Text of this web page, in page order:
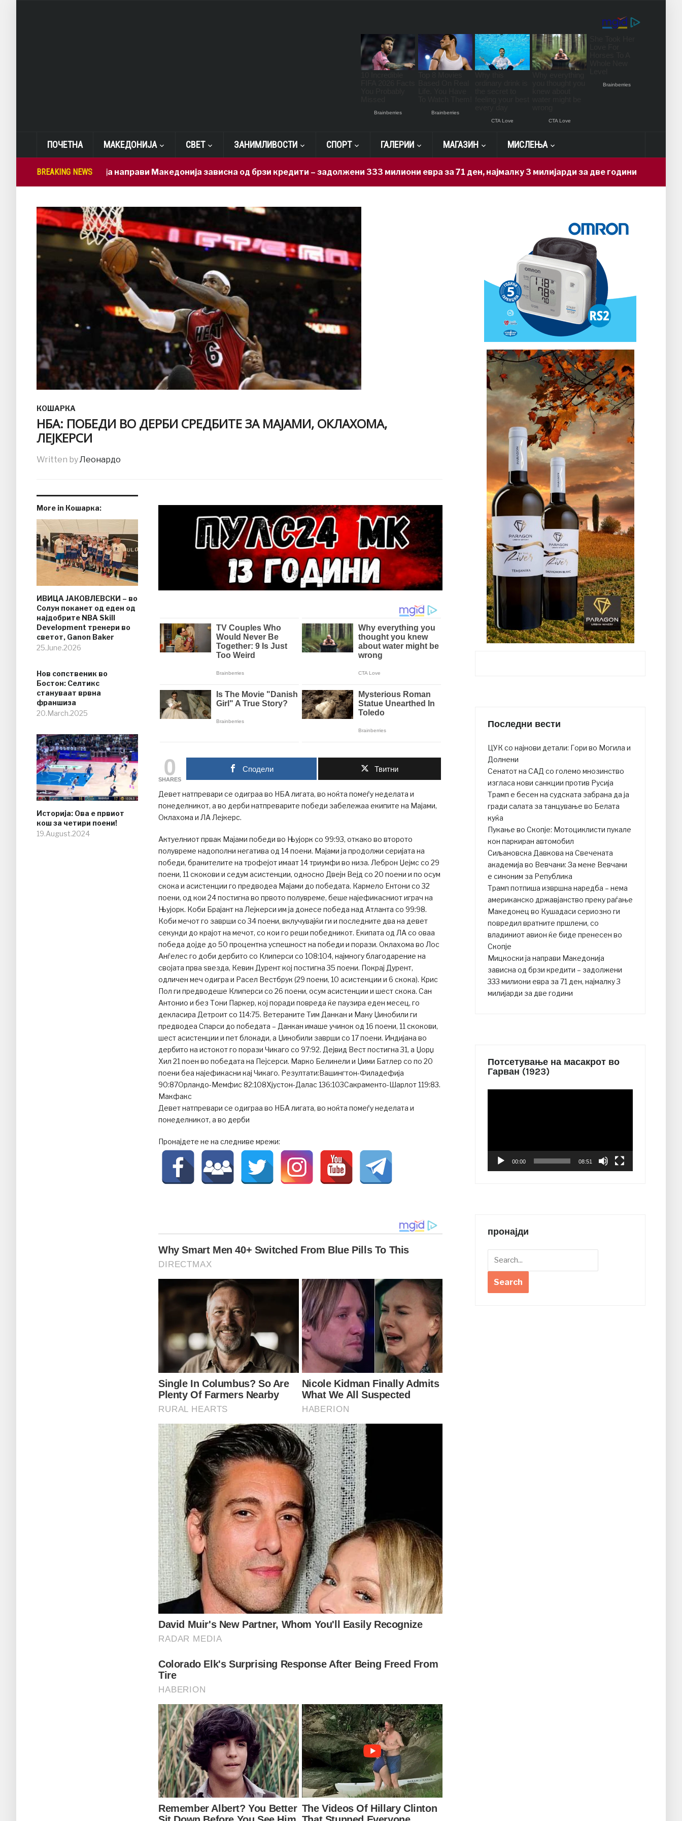
ПОЧЕТНА МАКЕДОНИЈА СВЕТ ЗАНИМЛИВОСТИ СПОРТ ГАЛЕРИИ МАГАЗИН МИСЛЕЊА
BREAKING NEWS
Мицкоски ја направи Македонија зависна од брзи кредити – задолжени 333 милиони евра за 71 ден, најмалку 3 милијарди за две години 10 hours ago
КОШАРКА
НБА: ПОБЕДИ ВО ДЕРБИ СРЕДБИТЕ ЗА МАЈАМИ, ОКЛАХОМА,
ЛЕЈКЕРСИ
Written byЛеонардо
More in Кошарка:
ИВИЦА ЈАКОВЛЕВСКИ – во
Солун поканет од еден од
најдобрите NBA Skill
Development тренери во
светот, Ganon Baker
25.June.2026
Нов сопственик во
Бостон: Селтикс
стануваат врвна
франшиза
20.March.2025
Историја: Ова е првиот
кош за четири поени!
19.August.2024
0
SHARES
Сподели Твитни
Девет натпревари се одиграа во НБА лигата, во ноќта помеѓу неделата и
понеделникот, а во дерби натпреварите победи забележаа екипите на Мајами,
Оклахома и ЛА Лејкерс.
Актуелниот првак Мајами победи во Њујорк со 99:93, откако во второто
полувреме надополни негатива од 14 поени. Мајами ја продолжи серијата на
победи, бранителите на трофејот имаат 14 триумфи во низа. Леброн Џејмс со 29
поени, 11 скокови и седум асистенции, односно Двејн Вејд со 20 поени и по осум
скока и асистенции го предводеа Мајами до победата. Кармело Ентони со 32
поени, од кои 24 постигна во првото полувреме, беше најефикасниот играч на
Њујорк. Коби Брајант на Лејкерси им ја донесе победа над Атланта со 99:98.
Коби мечот го заврши со 34 поени, вклучувајќи ги и последните два на девет
секунди до крајот на мечот, со кои го реши победникот. Екипата од ЛА со оваа
победа дојде до 50 процентна успешност на победи и порази. Оклахома во Лос
Анѓелес го доби дербито со Клиперси со 108:104, најмногу благодарение на
својата прва ѕвезда, Кевин Дурент кој постигна 35 поени. Покрај Дурент,
одличен меч одигра и Расел Вестбрук (29 поени, 10 асистенции и 6 скока). Крис
Пол ги предводеше Клиперси со 26 поени, осум асистенции и шест скока. Сан
Антонио и без Тони Паркер, кој поради повреда ќе паузира еден месец, го
декласира Детроит со 114:75. Ветераните Тим Данкан и Ману Џинобили ги
предводеа Спарси до победата – Данкан имаше учинок од 16 поени, 11 скокови,
шест асистенции и пет блокади, а Џинобили заврши со 17 поени. Индијана во
дербито на истокот го порази Чикаго со 97:92. Дејвид Вест постигна 31, а Џорџ
Хил 21 поен во победата на Пејсерси. Марко Белинели и Џими Батлер со по 20
поени беа најефикасни кај Чикаго. Резултати:Вашингтон-Филадефија
90:87Орландо-Мемфис 82:108Хјустон-Далас 136:103Сакраменто-Шарлот 119:83.
Макфакс
Девет натпревари се одиграа во НБА лигата, во ноќта помеѓу неделата и
понеделникот, а во дерби
Пронајдете не на следниве мрежи:
Последни вести
ЦУК со најнови детали: Гори во Могила и
Долнени
Сенатот на САД со големо мнозинство
изгласа нови санкции против Русија
Трамп е бесен на судската забрана да ја
гради салата за танцување во Белата
куќа
Пукање во Скопје: Мотоциклисти пукале
кон паркиран автомобил
Сиљановска Давкова на Свечената
академија во Вевчани: За мене Вевчани
е синоним за Република
Трамп потпиша извршна наредба – нема
американско државјанство преку раѓање
Македонец во Кушадаси сериозно ги
повредил вратните пршлени, со
владиниот авион ќе биде пренесен во
Скопје
Мицкоски ја направи Македонија
зависна од брзи кредити – задолжени
333 милиони евра за 71 ден, најмалку 3
милијарди за две години
Потсетување на масакрот во
Гарван (1923)
00:00 08:51
пронајди